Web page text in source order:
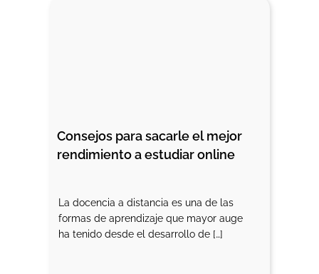
Consejos para sacarle el mejor
rendimiento a estudiar online
La docencia a distancia es una de las
formas de aprendizaje que mayor auge
ha tenido desde el desarrollo de […]